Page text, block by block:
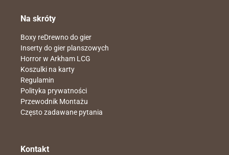
Na skróty
Boxy reDrewno do gier
Inserty do gier planszowych
Horror w Arkham LCG
Koszulki na karty
Regulamin
Polityka prywatności
Przewodnik Montażu
Często zadawane pytania
Kontakt